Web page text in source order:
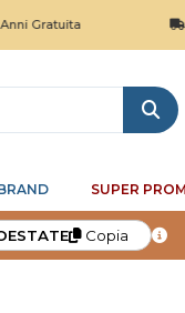
Cerca
SUPER
Copia